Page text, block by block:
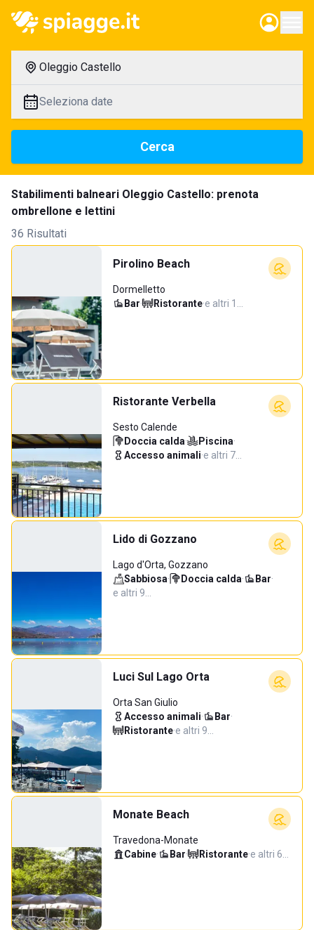
Oleggio Castello
Seleziona date
Cerca
Stabilimenti balneari Oleggio Castello: prenota
ombrellone e lettini
36 Risultati
Pirolino Beach
Dormelletto
Bar· Ristorante·e altri 1…
Ristorante Verbella
Sesto Calende
Doccia calda· Piscina·
Accesso animali·e altri 7…
Lido di Gozzano
Lago d'Orta, Gozzano
Sabbiosa· Doccia calda· Bar·
e altri 9…
Luci Sul Lago Orta
Orta San Giulio
Accesso animali· Bar·
Ristorante·e altri 9…
Monate Beach
Travedona-Monate
Cabine· Bar· Ristorante·e altri 6…